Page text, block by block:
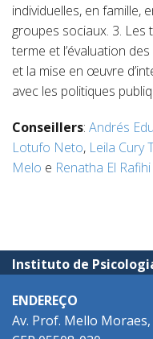
individuelles, en famille,
groupes sociaux. 3.
terme et l’évaluation
et la mise en œuvre
avec les politiques
Conseillers: Andrés
Lotufo Neto, Leila Cury
Melo e Renatha El
Instituto de
ENDEREÇO
Av. Prof. Mello Moraes,